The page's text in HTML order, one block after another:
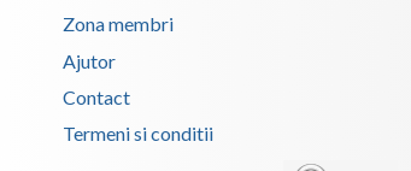
Zona membri
Ajutor
Contact
Termeni si conditii